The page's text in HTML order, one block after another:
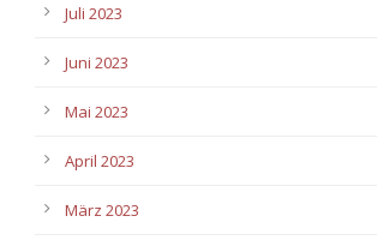
Juli 2023
Juni 2023
Mai 2023
April 2023
März 2023